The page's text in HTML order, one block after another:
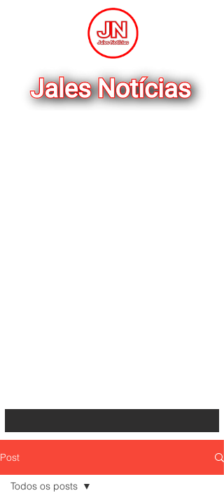
Post
Todos os posts